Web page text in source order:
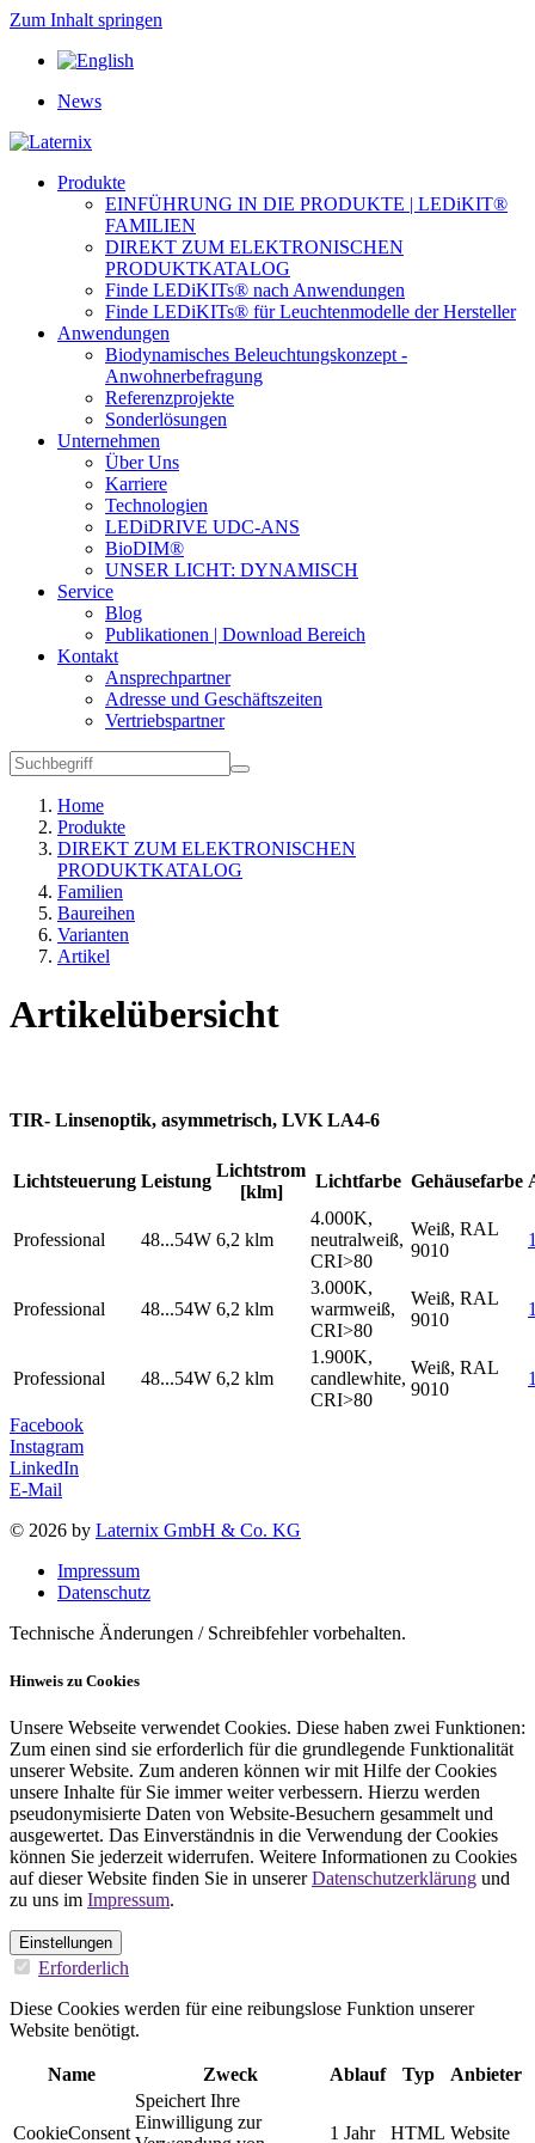
Zum Inhalt springen
News
Produkte
EINFÜHRUNG IN DIE PRODUKTE | LEDiKIT®
FAMILIEN
DIREKT ZUM ELEKTRONISCHEN
PRODUKTKATALOG
Finde LEDiKITs® nach Anwendungen
Finde LEDiKITs® für Leuchtenmodelle der Hersteller
Anwendungen
Biodynamisches Beleuchtungskonzept -
Anwohnerbefragung
Referenzprojekte
Sonderlösungen
Unternehmen
Über Uns
Karriere
Technologien
LEDiDRIVE UDC-ANS
BioDIM®
UNSER LICHT: DYNAMISCH
Service
Blog
Publikationen | Download Bereich
Kontakt
Ansprechpartner
Adresse und Geschäftszeiten
Vertriebspartner
Home
Produkte
DIREKT ZUM ELEKTRONISCHEN
PRODUKTKATALOG
Familien
Baureihen
Varianten
Artikel
Artikelübersicht
TIR- Linsenoptik, asymmetrisch, LVK LA4-6
Lichtsteuerung Leistung
Lichtstrom
[klm]
Lichtfarbe Gehäusefarbe
Professional 48...54W 6,2 klm
4.000K,
neutralweiß,
CRI>80
Weiß, RAL
9010
Professional 48...54W 6,2 klm
3.000K,
warmweiß,
CRI>80
Weiß, RAL
9010
Professional 48...54W 6,2 klm
1.900K,
candlewhite,
CRI>80
Weiß, RAL
9010
Facebook
Instagram
LinkedIn
E-Mail
© 2026 by Laternix GmbH & Co. KG
Impressum
Datenschutz
Technische Änderungen / Schreibfehler vorbehalten.
Hinweis zu Cookies
Unsere Webseite verwendet Cookies. Diese haben zwei Funktionen:
Zum einen sind sie erforderlich für die grundlegende Funktionalität
unserer Website. Zum anderen können wir mit Hilfe der Cookies
unsere Inhalte für Sie immer weiter verbessern. Hierzu werden
pseudonymisierte Daten von Website-Besuchern gesammelt und
ausgewertet. Das Einverständnis in die Verwendung der Cookies
können Sie jederzeit widerrufen. Weitere Informationen zu Cookies
auf dieser Website finden Sie in unsererDatenschutzerklärung und
zu uns im Impressum.
Einstellungen
Erforderlich
Diese Cookies werden für eine reibungslose Funktion unserer
Website benötigt.
Name Zweck Ablauf Typ Anbieter
CookieConsent
Speichert Ihre
Einwilligung zur
1 Jahr HTML Website